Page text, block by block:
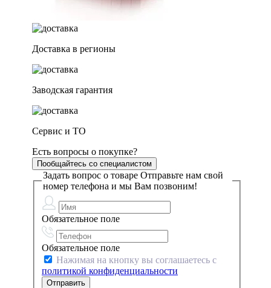
Доставка в регионы
Заводская гарантия
Сервис и ТО
Есть вопросы о покупке?
Пообщайтесь со специалистом
Задать вопрос о товаре Отправьте нам свой
номер телефона и мы Вам позвоним!
Обязательное поле
Обязательное поле
Нажимая на кнопку вы соглашаетесь с
политикой конфиденциальности